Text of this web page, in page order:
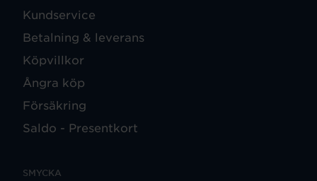
Kundservice
Betalning & leverans
Köpvillkor
Ångra köp
Försäkring
Saldo - Presentkort
SMYCKA